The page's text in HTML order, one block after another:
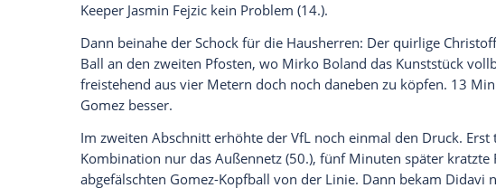
und auch 20 Jahre nach ihrem Bundesliga-Aufstieg
Die Hoffnungen der Braunschweiger auf ihre
Unterhaus haben unterdessen einen Dämpfer
Vereinsgeschichte benötigen die Löwen am Montag
Unterschied. Die Statistik spricht eher für die Wölfe:
Relegationsspielen der vergangenen vier Jahre stets